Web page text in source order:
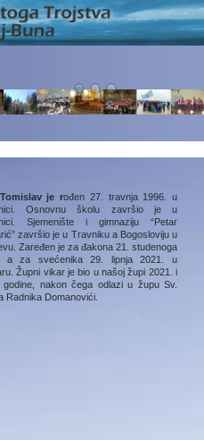
je rođen 27. travnja 1996. u
Osnovnu školu završio je u
Sjemenište i gimnaziju “Petar
završio je u Travniku a Bogosloviju u
Zaređen je za đakona 21. studenoga
a za svećenika 29. lipnja 2021. u
Župni vikar je bio u našoj župi 2021. i
godine, nakon čega odlazi u župu Sv.
Radnika Domanovići.